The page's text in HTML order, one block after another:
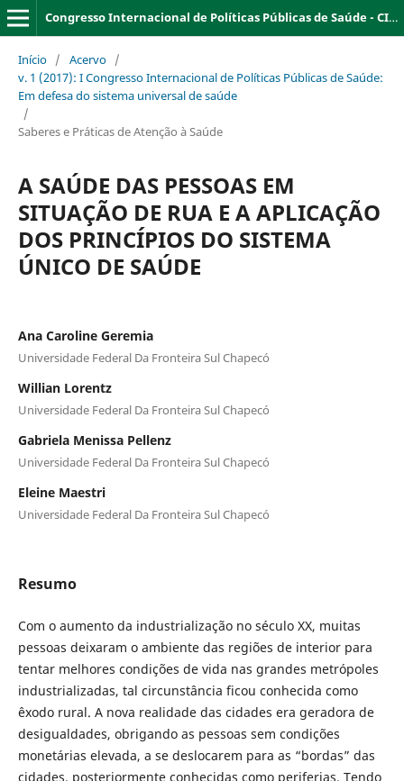
Congresso Internacional de Políticas Públicas de Saúde - CIPPS
Início / Acervo /
v. 1 (2017): I Congresso Internacional de Políticas Públicas de Saúde:
Em defesa do sistema universal de saúde
/
Saberes e Práticas de Atenção à Saúde
A SAÚDE DAS PESSOAS EM
SITUAÇÃO DE RUA E A APLICAÇÃO
DOS PRINCÍPIOS DO SISTEMA
ÚNICO DE SAÚDE
Ana Caroline Geremia
Universidade Federal Da Fronteira Sul Chapecó
Willian Lorentz
Universidade Federal Da Fronteira Sul Chapecó
Gabriela Menissa Pellenz
Universidade Federal Da Fronteira Sul Chapecó
Eleine Maestri
Universidade Federal Da Fronteira Sul Chapecó
Resumo
Com o aumento da industrialização no século XX, muitas
pessoas deixaram o ambiente das regiões de interior para
tentar melhores condições de vida nas grandes metrópoles
industrializadas, tal circunstância ficou conhecida como
êxodo rural. A nova realidade das cidades era geradora de
desigualdades, obrigando as pessoas sem condições
monetárias elevada, a se deslocarem para as “bordas” das
cidades, posteriormente conhecidas como periferias. Tendo